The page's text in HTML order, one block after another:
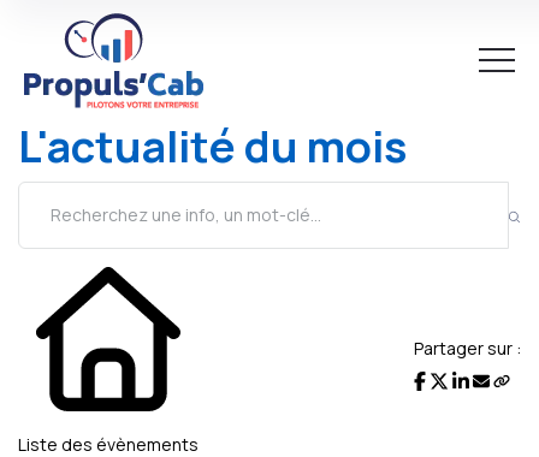
L'actualité du mois
Liste des évènements
Partager sur :